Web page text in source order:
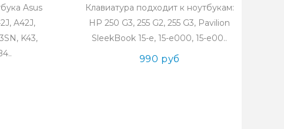
Asus
A42J,
K43,
Клавиатура подходит к ноутбукам:
HP 250 G3, 255 G2, 255 G3, Pavilion
SleekBook 15-e, 15-e000, 15-e00..
990 руб